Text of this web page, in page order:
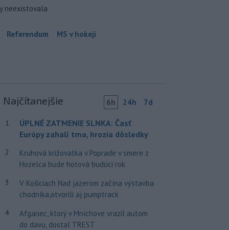
neexistovala
Referendum MS v hokeji
Najčítanejšie 6h 24h 7d
1
ÚPLNÉ ZATMENIE SLNKA: Časť
Európy zahalí tma, hrozia dôsledky
2
Kruhová križovatka v Poprade v smere z
Hozelca bude hotová budúci rok
3
V Košiciach Nad jazerom začína výstavba
chodníka,otvorili aj pumptrack
4
Afganec, ktorý v Mníchove vrazil autom
do davu, dostal TREST